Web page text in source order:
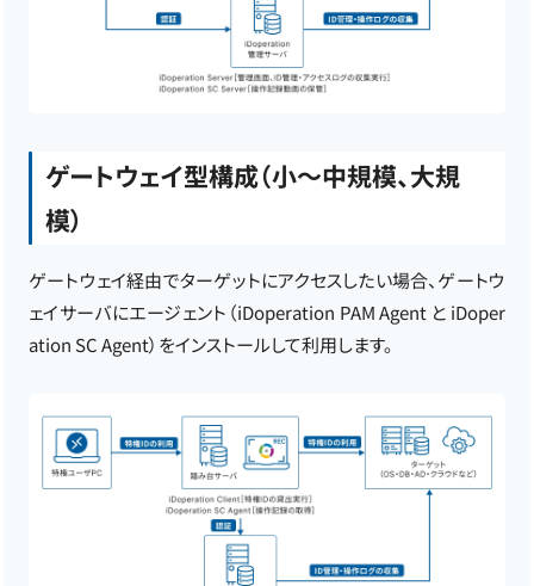
ゲートウェイ型構成（小～中規模、大規
模）
ゲートウェイ経由でターゲットにアクセスしたい場合、ゲートウ
ェイサーバにエージェント（iDoperation PAM Agent と iDoper
ation SC Agent）をインストールして利用します。